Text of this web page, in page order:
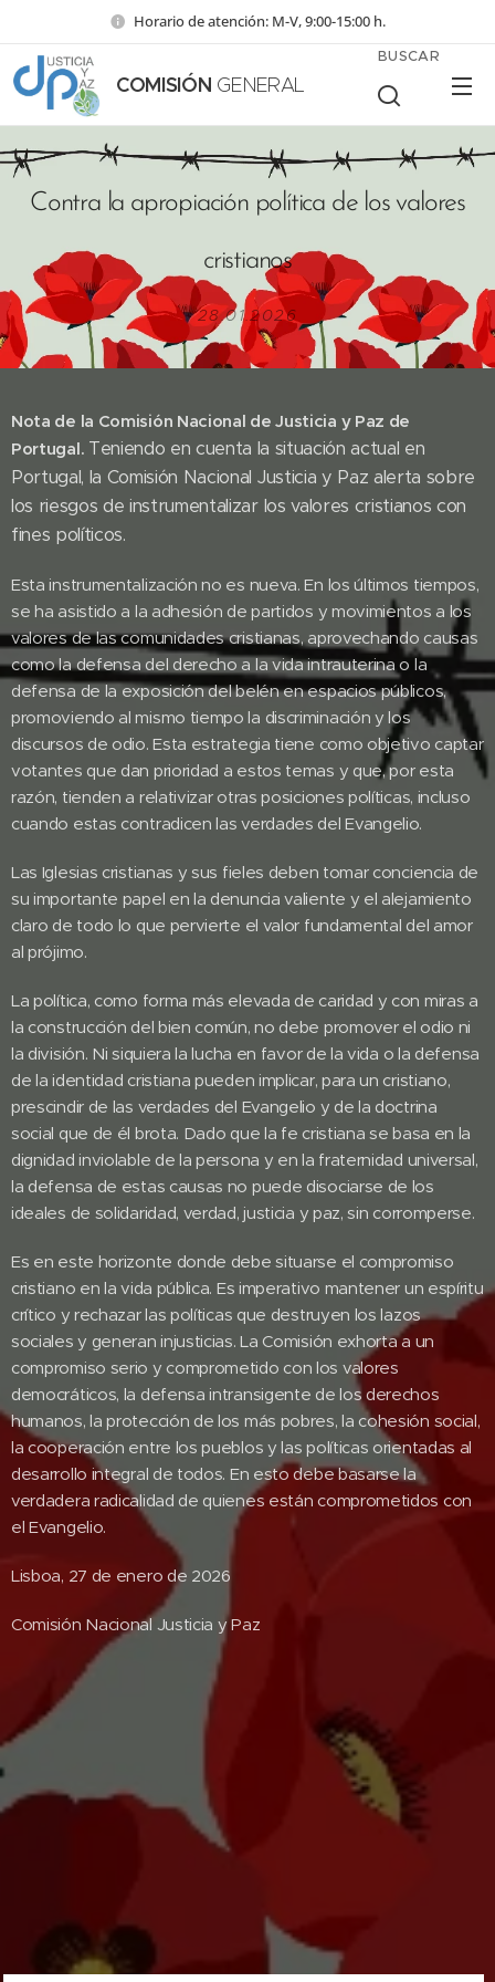
Horario de atención: M-V, 9:00-15:00 h.
COMISIÓN GENERAL
BUSCAR
Contra la apropiación política de los valores
cristianos
28.01.2026
Nota de la Comisión Nacional de Justicia y Paz de
Portugal. Teniendo en cuenta la situación actual en
Portugal, la Comisión Nacional Justicia y Paz alerta sobre
los riesgos de instrumentalizar los valores cristianos con
fines políticos.
Esta instrumentalización no es nueva. En los últimos tiempos,
se ha asistido a la adhesión de partidos y movimientos a los
valores de las comunidades cristianas, aprovechando causas
como la defensa del derecho a la vida intrauterina o la
defensa de la exposición del belén en espacios públicos,
promoviendo al mismo tiempo la discriminación y los
discursos de odio. Esta estrategia tiene como objetivo captar
votantes que dan prioridad a estos temas y que, por esta
razón, tienden a relativizar otras posiciones políticas, incluso
cuando estas contradicen las verdades del Evangelio.
Las Iglesias cristianas y sus fieles deben tomar conciencia de
su importante papel en la denuncia valiente y el alejamiento
claro de todo lo que pervierte el valor fundamental del amor
al prójimo.
La política, como forma más elevada de caridad y con miras a
la construcción del bien común, no debe promover el odio ni
la división. Ni siquiera la lucha en favor de la vida o la defensa
de la identidad cristiana pueden implicar, para un cristiano,
prescindir de las verdades del Evangelio y de la doctrina
social que de él brota. Dado que la fe cristiana se basa en la
dignidad inviolable de la persona y en la fraternidad universal,
la defensa de estas causas no puede disociarse de los
ideales de solidaridad, verdad, justicia y paz, sin corromperse.
Es en este horizonte donde debe situarse el compromiso
cristiano en la vida pública. Es imperativo mantener un espíritu
crítico y rechazar las políticas que destruyen los lazos
sociales y generan injusticias. La Comisión exhorta a un
compromiso serio y comprometido con los valores
democráticos, la defensa intransigente de los derechos
humanos, la protección de los más pobres, la cohesión social,
la cooperación entre los pueblos y las políticas orientadas al
desarrollo integral de todos. En esto debe basarse la
verdadera radicalidad de quienes están comprometidos con
el Evangelio.
Lisboa, 27 de enero de 2026
Comisión Nacional Justicia y Paz